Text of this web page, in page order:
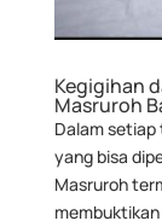
Kegigihan
Masruroh
Dalam
yang bisa
Masruroh